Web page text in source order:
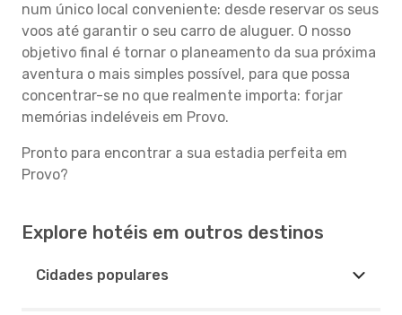
num único local conveniente: desde reservar os seus
voos até garantir o seu carro de aluguer. O nosso
objetivo final é tornar o planeamento da sua próxima
aventura o mais simples possível, para que possa
concentrar-se no que realmente importa: forjar
memórias indeléveis em Provo.
Pronto para encontrar a sua estadia perfeita em
Provo?
Explore hotéis em outros destinos
Cidades populares